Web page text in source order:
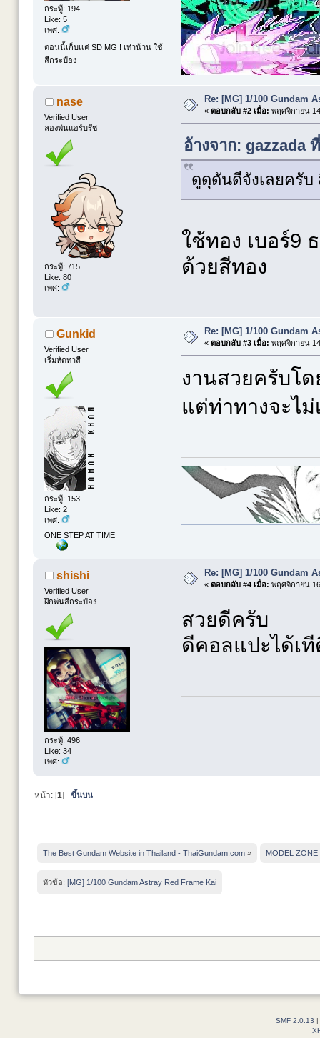
กระทู้: 194
Like: 5
เพศ:
ตอนนี้เก็บเเค่ SD MG ! เท่าน้าน ใช้
สีกระป๋อง
nase
Verified User
ลองพ่นแอร์บรัช
กระทู้: 715
Like: 80
เพศ:
Re: [MG] 1/100 Gundam
« ตอบกลับ #2 เมื่อ: พฤศจิกายน
อ้างจาก: gazzada
ดูดุดันดีจังเลยครับ
ใช้ทอง เบอร์9
ด้วยสีทอง
Gunkid
Verified User
เริ่มหัดทาสี
กระทู้: 153
Like: 2
เพศ:
ONE STEP AT TIME
Re: [MG] 1/100 Gundam
« ตอบกลับ #3 เมื่อ: พฤศจิกายน
งานสวยครับโ
แต่ท่าทางจะไม่
shishi
Verified User
ฝึกพ่นสีกระป๋อง
กระทู้: 496
Like: 34
เพศ:
Re: [MG] 1/100 Gundam
« ตอบกลับ #4 เมื่อ: พฤศจิกายน
สวยดีครับ
ดีคอลแปะได้เ
หน้า: [1] ขึ้นบน
The Best Gundam Website in Thailand - ThaiGundam.com » MODEL ZONE
หัวข้อ: [MG] 1/100 Gundam Astray Red Frame Kai
SMF 2.0.13 |